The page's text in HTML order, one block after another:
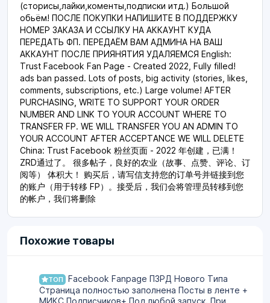
(сторисы,лайки,коменты,подписки итд.) Большой
обьём! ПОСЛЕ ПОКУПКИ НАПИШИТЕ В ПОДДЕРЖКУ
НОМЕР ЗАКАЗА И ССЫЛКУ НА АККАУНТ КУДА
ПЕРЕДАТЬ ФП. ПЕРЕДАЁМ ВАМ АДМИНА НА ВАШ
АККАУНТ ПОСЛЕ ПРИЯНЯТИЯ УДАЛЯЕМСЯ English:
Trust Facebook Fan Page - Created 2022, Fully filled!
ads ban passed. Lots of posts, big activity (stories, likes,
comments, subscriptions, etc.) Large volume! AFTER
PURCHASING, WRITE TO SUPPORT YOUR ORDER
NUMBER AND LINK TO YOUR ACCOUNT WHERE TO
TRANSFER FP. WE WILL TRANSFER YOU AN ADMIN TO
YOUR ACCOUNT AFTER ACCEPTANCE WE WILL DELETE
China: Trust Facebook 粉丝页面 - 2022 年创建，已满！
ZRD通过了。 很多帖子，良好的农业（故事、点赞、评论、订
阅等） 体积大！ 购买后，请写信支持您的订单号并链接到您
的账户（用于转移 FP）。接受后，我们会将管理员转移到您
的帐户，我们将删除
Похожие товары
ТОП
Facebook Fanpage ПЗРД Нового Типа
Страница полностью заполнена Посты в ленте +